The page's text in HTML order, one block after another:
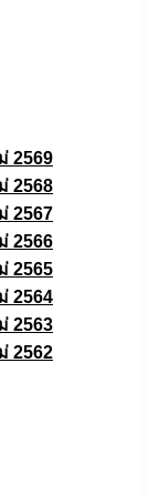
2569
2568
2567
2566
2565
2564
2563
2562